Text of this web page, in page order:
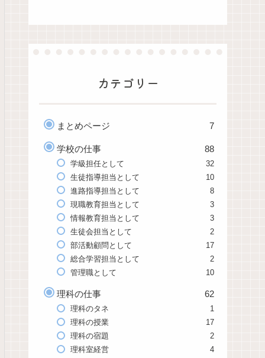
カテゴリー
まとめページ 7
学校の仕事 88
学級担任として
32
生徒指導担当として
10
進路指導担当として
8
現職教育担当として
3
情報教育担当として
3
生徒会担当として
2
部活動顧問として
17
総合学習担当として
2
管理職として
10
理科の仕事 62
理科のタネ
1
理科の授業
17
理科の宿題
2
理科室経営
4